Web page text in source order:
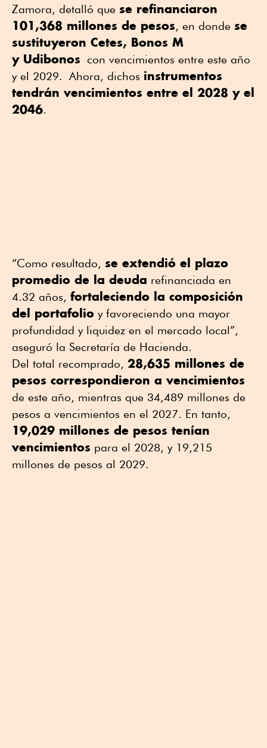
Zamora, detalló que se refinanciaron
101,368 millones de pesos, en donde se
sustituyeron Cetes, Bonos M
y Udibonos con vencimientos entre este año
y el 2029. Ahora, dichos instrumentos
tendrán vencimientos entre el 2028 y el
2046.
“Como resultado, se extendió el plazo
promedio de la deuda refinanciada en
4.32 años, fortaleciendo la composición
del portafolio y favoreciendo una mayor
profundidad y liquidez en el mercado local”,
aseguró la Secretaría de Hacienda.
Del total recomprado, 28,635 millones de
pesos correspondieron a vencimientos
de este año, mientras que 34,489 millones de
pesos a vencimientos en el 2027. En tanto,
19,029 millones de pesos tenían
vencimientos para el 2028, y 19,215
millones de pesos al 2029.